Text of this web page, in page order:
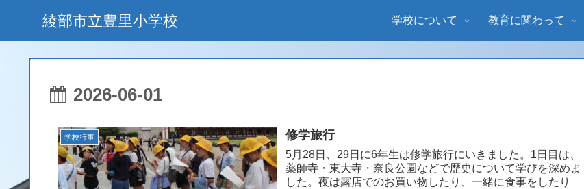
綾部市立豊里小学校 学校について 教育に関わって
2026-06-01
学校行事 修学旅行
5月28日、29日に6年生は修学旅行にいきました。1日目は、
薬師寺・東大寺・奈良公園などで歴史について学びを深めま
した。夜は露店でのお買い物したり、一緒に食事をしたり